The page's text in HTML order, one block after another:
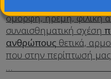
όμορφη, ήρεμη, φιλική
συναισθηματική σχέση
ανθρώπους θετικά,
που στην περίπτωσή μας